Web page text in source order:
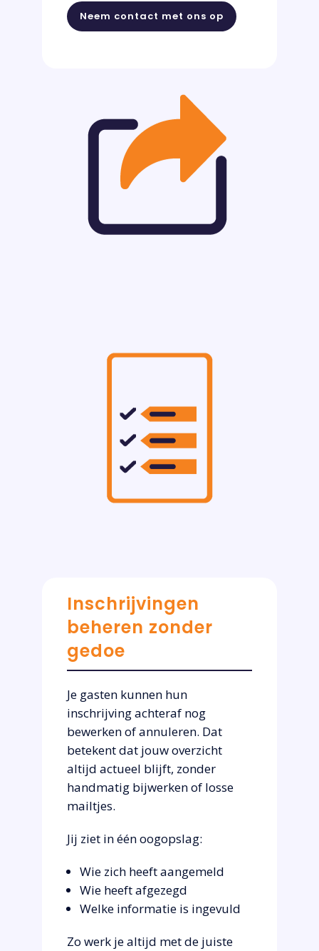
Neem contact met ons op
Inschrijvingen
beheren zonder
gedoe
Je gasten kunnen hun
inschrijving achteraf nog
bewerken of annuleren. Dat
betekent dat jouw overzicht
altijd actueel blijft, zonder
handmatig bijwerken of losse
mailtjes.
Jij ziet in één oogopslag:
Wie zich heeft aangemeld
Wie heeft afgezegd
Welke informatie is ingevuld
Zo werk je altijd met de juiste